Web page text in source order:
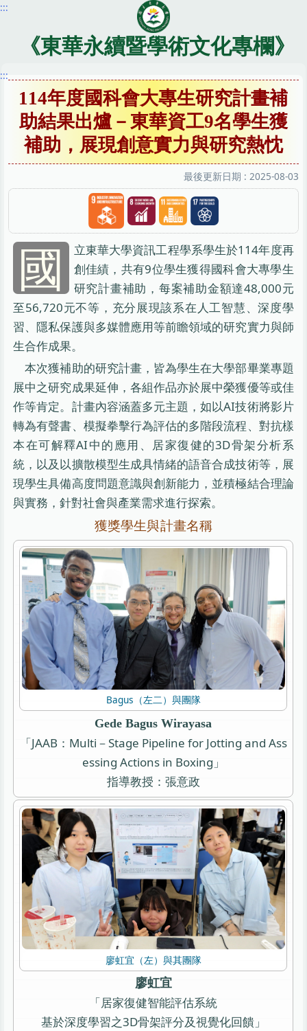
跳
內
:::
《東華永續暨學術文化專欄》
:::
114年度國科會大專生研究計畫補
助結果出爐－東華資工9名學生獲
補助，展現創意實力與研究熱忱
最後更新日期 : 2025-08-03
國
立東華大學資訊工程學系學生於114年度再
創佳績，共有9位學生獲得國科會大專學生
研究計畫補助，每案補助金額達48,000元
至56,720元不等，充分展現該系在人工智慧、深度學
習、隱私保護與多媒體應用等前瞻領域的研究實力與師
生合作成果。
本次獲補助的研究計畫，皆為學生在大學部畢業專題
展中之研究成果延伸，各組作品亦於展中榮獲優等或佳
作等肯定。計畫內容涵蓋多元主題，如以AI技術將影片
轉為有聲書、模擬拳擊行為評估的多階段流程、對抗樣
本在可解釋AI中的應用、居家復健的3D骨架分析系
統，以及以擴散模型生成具情緒的語音合成技術等，展
現學生具備高度問題意識與創新能力，並積極結合理論
與實務，針對社會與產業需求進行探索。
獲獎學生與計畫名稱
Bagus（左二）與團隊
Gede Bagus Wirayasa
「JAAB：Multi－Stage Pipeline for Jotting and Ass
essing Actions in Boxing」
指導教授：張意政
廖虹宜（左）與其團隊
廖虹宜
「居家復健智能評估系統
基於深度學習之3D骨架評分及視覺化回饋」